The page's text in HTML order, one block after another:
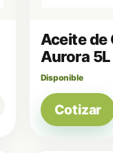
Aceite de
Aurora 5L
Disponible
Cotizar